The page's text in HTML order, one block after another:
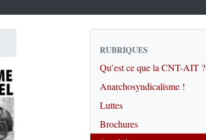
RUBRIQUES
Qu’est ce que la CNT-AIT ?
Anarchosyndicalisme !
Luttes
Brochures